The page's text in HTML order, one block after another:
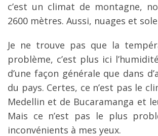
c’est un climat de montagne,
2600 mètres. Aussi, nuages et
Je ne trouve pas que la
problème, c’est plus ici
d’une façon générale que dans
du pays. Certes, ce n’est pas le
Medellin et de Bucaramanga et
Mais ce n’est pas le plus
inconvénients à mes yeux.